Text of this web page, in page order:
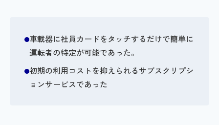
車載器に社員カードをタッチするだけで簡単に
運転者の特定が可能であった。
初期の利用コストを抑えられるサブスクリプシ
ョンサービスであった